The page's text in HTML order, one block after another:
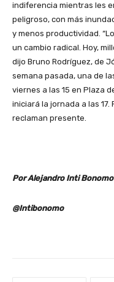
indiferencia mientras les
peligroso, con más
y menos productividad.
un cambio radical. Hoy,
dijo Bruno Rodríguez, de
semana pasada, una de
viernes a las 15 en Plaza
iniciará la jornada a las
reclaman presente.
Por Alejandro Inti Bonomo
@Intibonomo